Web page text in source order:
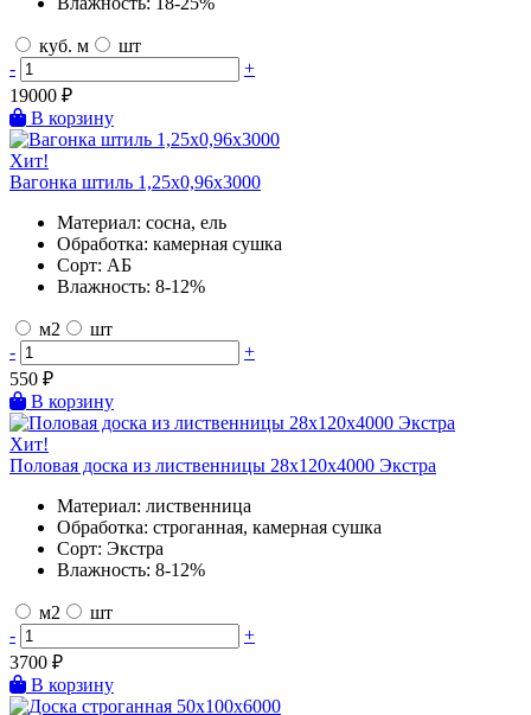
куб. м
шт
-
+
19000 ₽
В корзину
Хит!
Вагонка штиль 1,25х0,96х3000
Материал: сосна, ель
Обработка: камерная сушка
Сорт: АБ
Влажность: 8-12%
м2
шт
-
+
550 ₽
В корзину
Хит!
Половая доска из лиственницы 28х120х4000 Экстра
Материал: лиственница
Обработка: строганная, камерная сушка
Сорт: Экстра
Влажность: 8-12%
м2
шт
-
+
3700 ₽
В корзину